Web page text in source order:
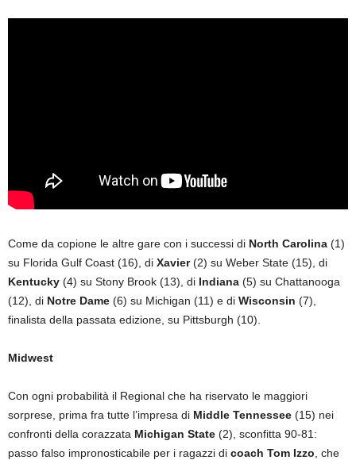
Come da copione le altre gare con i successi di North Carolina (1)
su Florida Gulf Coast (16), di Xavier(2) su Weber State (15), di
Kentucky (4) su Stony Brook (13), di Indiana (5) su Chattanooga
(12), di Notre Dame (6) su Michigan (11) e di Wisconsin (7),
finalista della passata edizione, su Pittsburgh (10).
Midwest
Con ogni probabilità il Regional che ha riservato le maggiori
sorprese, prima fra tutte l’impresa di Middle Tennessee (15) nei
confronti della corazzata Michigan State (2), sconfitta 90-81:
passo falso impronosticabile per i ragazzi di coach Tom Izzo , che